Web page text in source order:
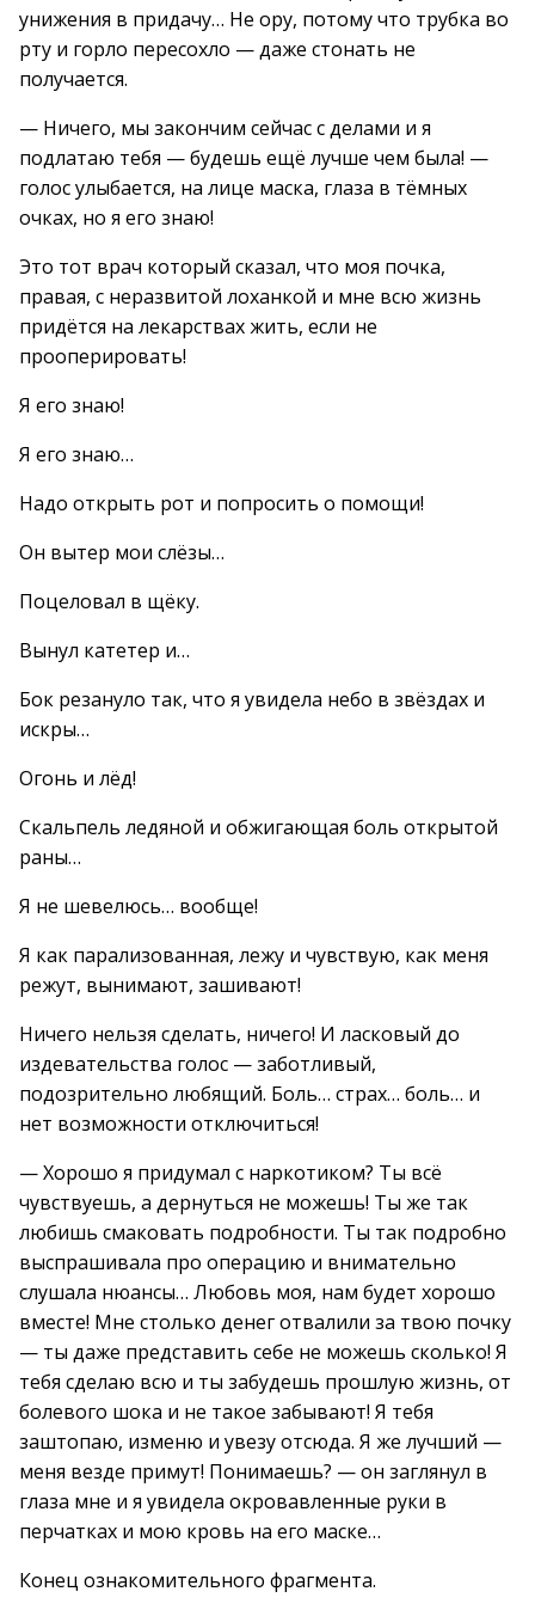
унижения в придачу… Не ору, потому что трубка во
рту и горло пересохло — даже стонать не
получается.
— Ничего, мы закончим сейчас с делами и я
подлатаю тебя — будешь ещё лучше чем была! —
голос улыбается, на лице маска, глаза в тёмных
очках, но я его знаю!
Это тот врач который сказал, что моя почка,
правая, с неразвитой лоханкой и мне всю жизнь
придётся на лекарствах жить, если не
прооперировать!
Я его знаю!
Я его знаю…
Надо открыть рот и попросить о помощи!
Он вытер мои слёзы…
Поцеловал в щёку.
Вынул катетер и…
Бок резануло так, что я увидела небо в звёздах и
искры…
Огонь и лёд!
Скальпель ледяной и обжигающая боль открытой
раны…
Я не шевелюсь… вообще!
Я как парализованная, лежу и чувствую, как меня
режут, вынимают, зашивают!
Ничего нельзя сделать, ничего! И ласковый до
издевательства голос — заботливый,
подозрительно любящий. Боль… страх… боль… и
нет возможности отключиться!
— Хорошо я придумал с наркотиком? Ты всё
чувствуешь, а дернуться не можешь! Ты же так
любишь смаковать подробности. Ты так подробно
выспрашивала про операцию и внимательно
слушала нюансы… Любовь моя, нам будет хорошо
вместе! Мне столько денег отвалили за твою почку
— ты даже представить себе не можешь сколько! Я
тебя сделаю всю и ты забудешь прошлую жизнь, от
болевого шока и не такое забывают! Я тебя
заштопаю, изменю и увезу отсюда. Я же лучший —
меня везде примут! Понимаешь? — он заглянул в
глаза мне и я увидела окровавленные руки в
перчатках и мою кровь на его маске…
Конец ознакомительного фрагмента.